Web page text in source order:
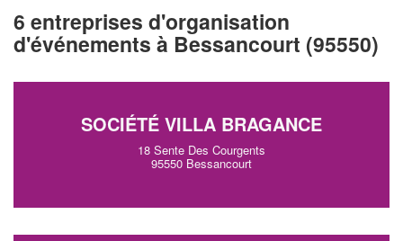
6 entreprises d'organisation
d'événements à Bessancourt (95550)
SOCIÉTÉ VILLA BRAGANCE
18 Sente Des Courgents
95550 Bessancourt